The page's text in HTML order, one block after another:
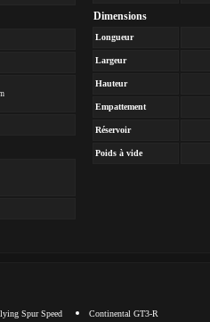
Dimensions
Longueur
Largeur
Hauteur
Empattement
Réservoir
Poids à vide
Spur Speed
Continental GT3-R